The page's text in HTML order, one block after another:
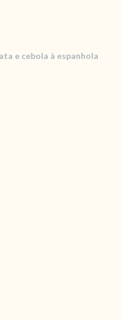
e cebola à espanhola